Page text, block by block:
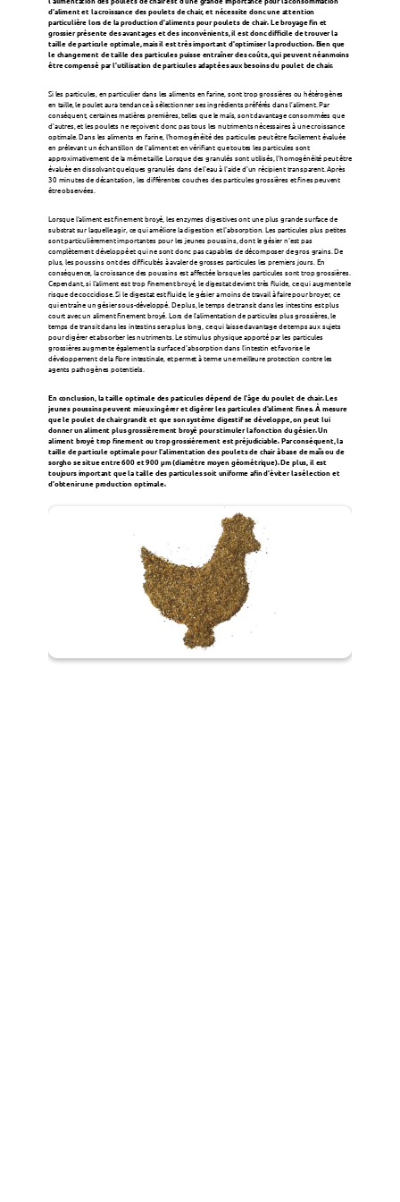
123FEED
Substituts de lait
Spécialités Champrix
ESPÈCES
Volaille
Ruminants
Porcs
Autres espèces
Gestion de la qualité
123POULTRY
d'aliment et la croissance des poulets de chair, et nécessite donc une attention
particulière lors de la production d'aliments pour poulets de chair. Le broyage fin et
grossier présente des avantages et des inconvénients, il est donc difficile de trouver la
taille de particule optimale, mais il est très important d'optimiser la production. Bien que
le changement de taille des particules puisse entraîner des coûts, qui peuvent néanmoins
être compensé par l’utilisation de particules adaptées aux besoins du poulet de chair.
Si les particules, en particulier dans les aliments en farine, sont trop grossières ou hétérogènes
en taille, le poulet aura tendance à sélectionner ses ingrédients préférés dans l’aliment. Par
conséquent, certaines matières premières, telles que le maïs, sont davantage consommées que
d'autres, et les poulets ne reçoivent donc pas tous les nutriments nécessaires à une croissance
optimale. Dans les aliments en farine, l'homogénéité des particules peut être facilement évaluée
en prélevant un échantillon de l'aliment et en vérifiant que toutes les particules sont
approximativement de la même taille. Lorsque des granulés sont utilisés, l'homogénéité peut être
évaluée en dissolvant quelques granulés dans de l'eau à l'aide d'un récipient transparent. Après
30 minutes de décantation, les différentes couches des particules grossières et fines peuvent
être observées.
Lorsque l'aliment est finement broyé, les enzymes digestives ont une plus grande surface de
substrat sur laquelle agir, ce qui améliore la digestion et l'absorption. Les particules plus petites
sont particulièrement importantes pour les jeunes poussins, dont le gésier n'est pas
complètement développé et qui ne sont donc pas capables de décomposer de gros grains. De
plus, les poussins ont des difficultés à avaler de grosses particules les premiers jours. En
conséquence, la croissance des poussins est affectée lorsque les particules sont trop grossières.
Cependant, si l'aliment est trop finement broyé, le digestat devient très fluide, ce qui augmente le
risque de coccidiose. Si le digestat est fluide, le gésier a moins de travail à faire pour broyer, ce
qui entraîne un gésier sous-développé. De plus, le temps de transit dans les intestins est plus
court avec un aliment finement broyé. Lors de l'alimentation de particules plus grossières, le
temps de transit dans les intestins sera plus long, ce qui laisse davantage de temps aux sujets
pour digérer et absorber les nutriments. Le stimulus physique apporté par les particules
grossières augmente également la surface d'absorption dans l'intestin et favorise le
développement de la flore intestinale, et permet à terme une meilleure protection contre les
agents pathogènes potentiels.
En conclusion, la taille optimale des particules dépend de l'âge du poulet de chair. Les
jeunes poussins peuvent mieux ingérer et digérer les particules d'aliment fines. À mesure
que le poulet de chair grandit et que son système digestif se développe, on peut lui
donner un aliment plus grossièrement broyé pour stimuler la fonction du gésier. Un
aliment broyé trop finement ou trop grossièrement est préjudiciable. Par conséquent, la
taille de particule optimale pour l'alimentation des poulets de chair à base de maïs ou de
sorgho se situe entre 600 et 900 μm (diamètre moyen géométrique). De plus, il est
toujours important que la taille des particules soit uniforme afin d'éviter la sélection et
d'obtenir une production optimale.